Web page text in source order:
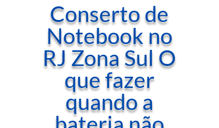
Conserto de
Notebook no
RJ Zona Sul O
que fazer
quando a